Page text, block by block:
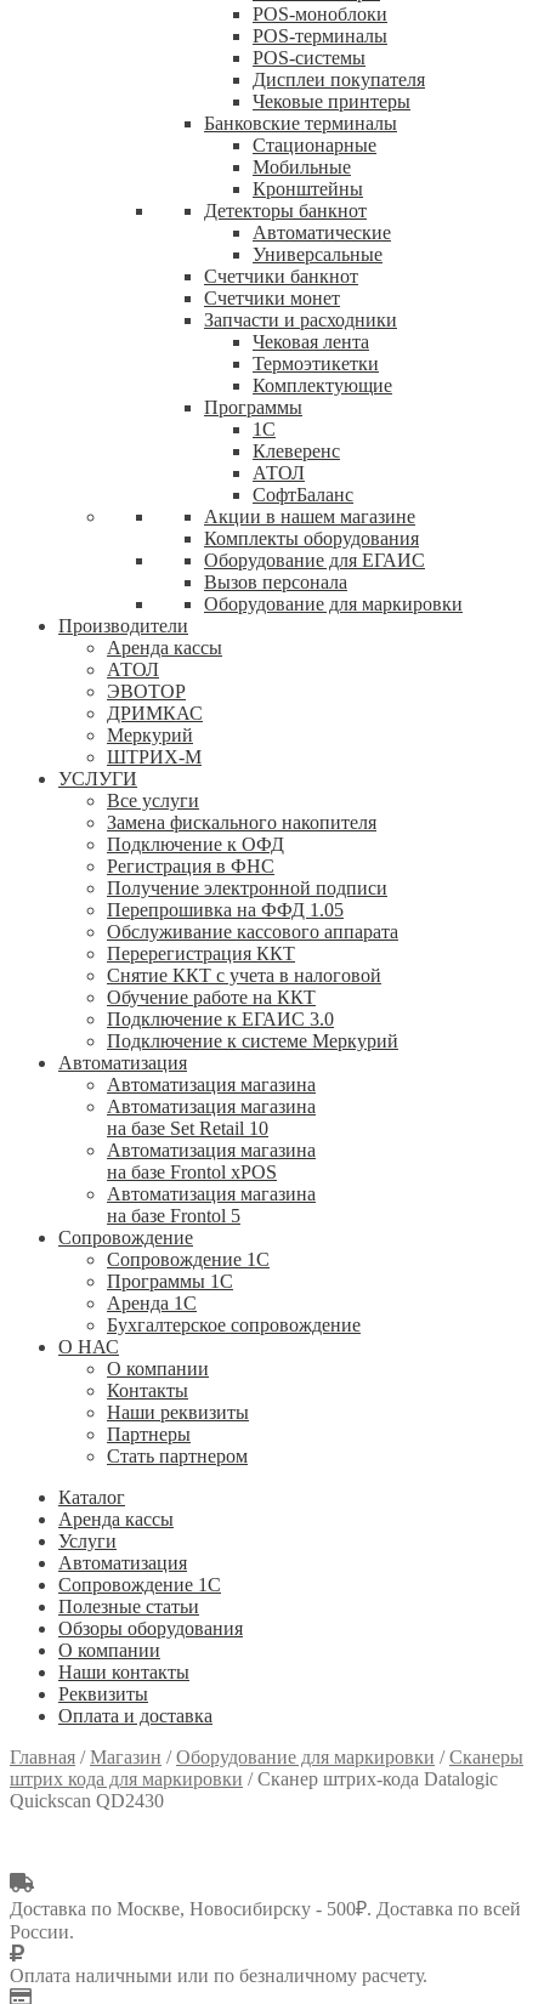
POS-моноблоки
POS-терминалы
POS-системы
Дисплеи покупателя
Чековые принтеры
Банковские терминалы
Стационарные
Мобильные
Кронштейны
Детекторы банкнот
Автоматические
Универсальные
Счетчики банкнот
Счетчики монет
Запчасти и расходники
Чековая лента
Термоэтикетки
Комплектующие
Программы
1С
Клеверенс
АТОЛ
СофтБаланс
Акции в нашем магазине
Комплекты оборудования
Оборудование для ЕГАИС
Вызов персонала
Оборудование для маркировки
Производители
Аренда кассы
АТОЛ
ЭВОТОР
ДРИМКАС
Меркурий
ШТРИХ-М
УСЛУГИ
Все услуги
Замена фискального накопителя
Подключение к ОФД
Регистрация в ФНС
Получение электронной подписи
Перепрошивка на ФФД 1.05
Обслуживание кассового аппарата
Перерегистрация ККТ
Снятие ККТ с учета в налоговой
Обучение работе на ККТ
Подключение к ЕГАИС 3.0
Подключение к системе Меркурий
Автоматизация
Автоматизация магазина
Автоматизация магазина
на базе Set Retail 10
Автоматизация магазина
на базе Frontol xPOS
Автоматизация магазина
на базе Frontol 5
Сопровождение
Сопровождение 1С
Программы 1С
Аренда 1С
Бухгалтерское сопровождение
О НАС
О компании
Контакты
Наши реквизиты
Партнеры
Стать партнером
Каталог
Аренда кассы
Услуги
Автоматизация
Сопровождение 1С
Полезные статьи
Обзоры оборудования
О компании
Наши контакты
Реквизиты
Оплата и доставка
Главная /Магазин /Оборудование для маркировки /Сканеры
штрих кода для маркировки /Сканер штрих-кода Datalogic
Quickscan QD2430
Доставка по Москве, Новосибирску - 500₽. Доставка по всей
России.
Оплата наличными или по безналичному расчету.